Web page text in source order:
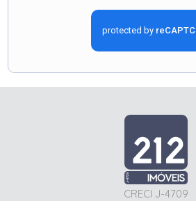
CRECI J-4709